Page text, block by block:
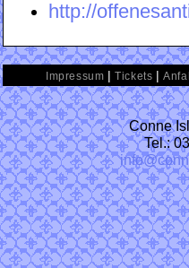
http://
Impressum |Tickets |
Conne
Tel.: